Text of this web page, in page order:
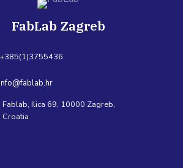
FabLab Zagreb
+385(1)3755436
Fablab, Ilica 69, 10000 Zagreb,
Croatia